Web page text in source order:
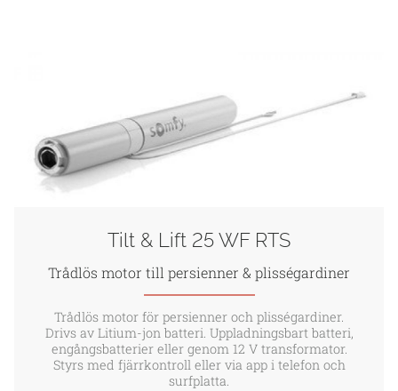
Tilt & Lift 25 WF RTS
Trådlös motor till persienner & plisségardiner
Trådlös motor för persienner och plisségardiner.
Drivs av Litium-jon batteri. Uppladningsbart batteri,
engångsbatterier eller genom 12 V transformator.
Styrs med fjärrkontroll eller via app i telefon och
surfplatta.